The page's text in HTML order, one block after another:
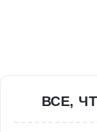
ВСЕ,